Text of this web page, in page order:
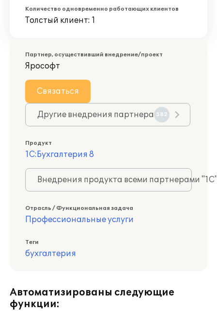
Количество одновременно работающих клиентов
Толстый клиент: 1
Партнер, осуществивший внедрение/проект
Ярософт
Связаться
Другие внедрения партнера 582
Продукт
1С:Бухгалтерия 8
Внедрения продукта всеми партнерами
Отрасль / Функциональная задача
Профессиональные услуги
Теги
бухгалтерия
Автоматизированы следующие
функции: